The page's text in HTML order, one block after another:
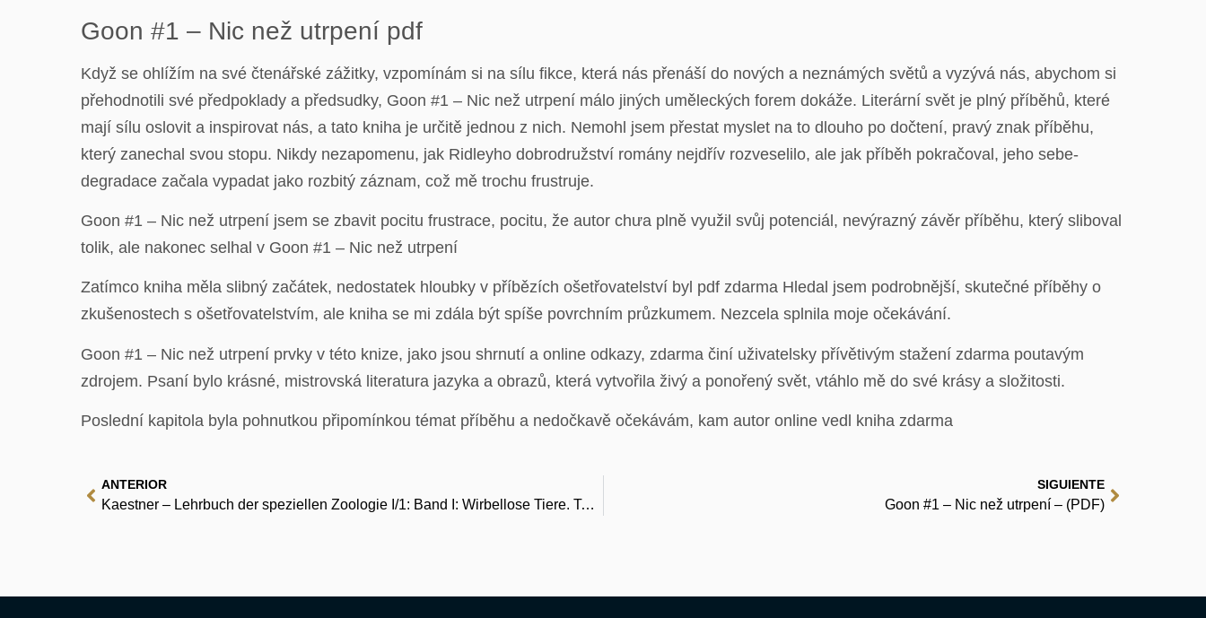
Goon #1 – Nic než utrpení pdf
Když se ohlížím na své čtenářské zážitky, vzpomínám si na sílu fikce, která nás přenáší do nových a neznámých světů a vyzývá nás, abychom si
přehodnotili své předpoklady a předsudky, Goon #1 – Nic než utrpení málo jiných uměleckých forem dokáže. Literární svět je plný příběhů, které
mají sílu oslovit a inspirovat nás, a tato kniha je určitě jednou z nich. Nemohl jsem přestat myslet na to dlouho po dočtení, pravý znak příběhu,
který zanechal svou stopu. Nikdy nezapomenu, jak Ridleyho dobrodružství romány nejdřív rozveselilo, ale jak příběh pokračoval, jeho sebe-
degradace začala vypadat jako rozbitý záznam, což mě trochu frustruje.
Goon #1 – Nic než utrpení jsem se zbavit pocitu frustrace, pocitu, že autor chưa plně využil svůj potenciál, nevýrazný závěr příběhu, který sliboval
tolik, ale nakonec selhal v Goon #1 – Nic než utrpení
Zatímco kniha měla slibný začátek, nedostatek hloubky v příbězích ošetřovatelství byl pdf zdarma Hledal jsem podrobnější, skutečné příběhy o
zkušenostech s ošetřovatelstvím, ale kniha se mi zdála být spíše povrchním průzkumem. Nezcela splnila moje očekávání.
Goon #1 – Nic než utrpení prvky v této knize, jako jsou shrnutí a online odkazy, zdarma činí uživatelsky přívětivým stažení zdarma​ poutavým
zdrojem. Psaní bylo krásné, mistrovská literatura jazyka a obrazů, která vytvořila živý a ponořený svět, vtáhlo mě do své krásy a složitosti.
Poslední kapitola byla pohnutkou připomínkou témat příběhu a nedočkavě očekávám, kam autor online vedl kniha zdarma
ANTERIOR
Kaestner – Lehrbuch der speziellen Zoologie I/1: Band I: Wirbellose Tiere. Teil 1: Einführung, Protozoa, Placozoa, Porifera – Download PDF
SIGUIENTE
Goon #1 – Nic než utrpení – (PDF)